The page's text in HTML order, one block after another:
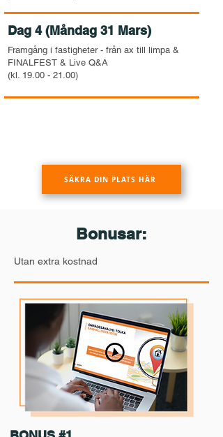
Dag 4 (Måndag 31 Mars)
Framgång i fastigheter - från ax till limpa &
FINALFEST & Live Q&A
(kl. 19.00 - 21.00)
SÄKRA DIN PLATS HÄR
Bonusar:
Utan extra kostnad